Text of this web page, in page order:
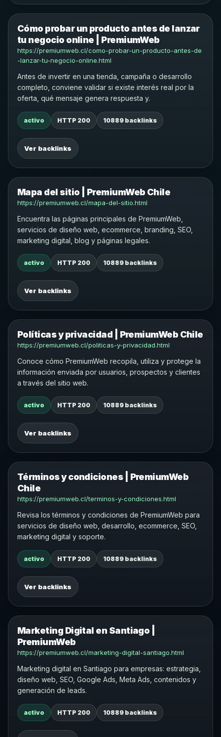
Cómo probar un producto antes de lanzar
tu negocio online | PremiumWeb
https://premiumweb.cl/como-probar-un-producto-antes-de
-lanzar-tu-negocio-online.html
Antes de invertir en una tienda, campaña o desarrollo
completo, conviene validar si existe interés real por la
oferta, qué mensaje genera respuesta y.
activo HTTP 200 10889 backlinks
Ver backlinks
Mapa del sitio | PremiumWeb Chile
https://premiumweb.cl/mapa-del-sitio.html
Encuentra las páginas principales de PremiumWeb,
servicios de diseño web, ecommerce, branding, SEO,
marketing digital, blog y páginas legales.
activo HTTP 200 10889 backlinks
Ver backlinks
Políticas y privacidad | PremiumWeb Chile
https://premiumweb.cl/politicas-y-privacidad.html
Conoce cómo PremiumWeb recopila, utiliza y protege la
información enviada por usuarios, prospectos y clientes
a través del sitio web.
activo HTTP 200 10889 backlinks
Ver backlinks
Términos y condiciones | PremiumWeb
Chile
https://premiumweb.cl/terminos-y-condiciones.html
Revisa los términos y condiciones de PremiumWeb para
servicios de diseño web, desarrollo, ecommerce, SEO,
marketing digital y soporte.
activo HTTP 200 10889 backlinks
Ver backlinks
Marketing Digital en Santiago |
PremiumWeb
https://premiumweb.cl/marketing-digital-santiago.html
Marketing digital en Santiago para empresas: estrategia,
diseño web, SEO, Google Ads, Meta Ads, contenidos y
generación de leads.
activo HTTP 200 10889 backlinks